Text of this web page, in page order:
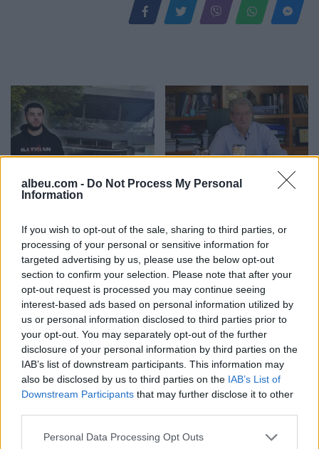
albeu.com - Do Not Process My Personal
Information
If you wish to opt-out of the sale, sharing to third parties, or
processing of your personal or sensitive information for
targeted advertising by us, please use the below opt-out
section to confirm your selection. Please note that after your
opt-out request is processed you may continue seeing
interest-based ads based on personal information utilized by
us or personal information disclosed to third parties prior to
your opt-out. You may separately opt-out of the further
disclosure of your personal information by third parties on the
IAB’s list of downstream participants. This information may
also be disclosed by us to third parties on the IAB’s List of
Downstream Participants that may further disclose it to other
Personal Data Processing Opt Outs
Lëndë e dyshuar plasëse
në biznesin e Noizyt në
autoritetet
Protesta hyn në ditën e
qytetare që nga vitet ’90
Balliu denoncon projektin
“Smart City”: Fatura kaloi
nga 60 në 118.5 mln euro,
SHBA ka ngritur
me Kinën
Berisha kundër reformës
territoriale: Po përdoret si
instrument për
shpopullimin e Shqipërisë